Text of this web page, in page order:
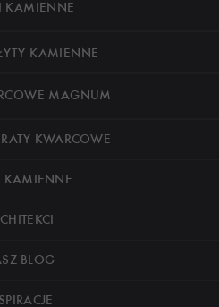
KAMIENNE
KAMIENNE
MAGNUM
KWARCOWE
KAMIENNE
BLOG